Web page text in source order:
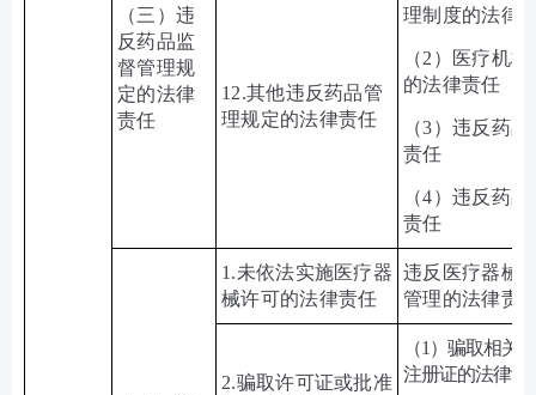
（三）违
反药品监
督管理规
定的法律
责任
12.其他违反药品管
理规定的法律责任
理制度的法律
（2）医疗机
的法律责任
（3）违反药
责任
（4）违反药
责任
1.未依法实施医疗器
械许可的法律责任
违反医疗器械
管理的法律责
2.骗取许可证或批准
（1 ）骗取相关
注册证的法律责